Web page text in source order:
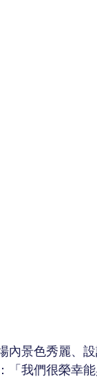
內景色秀麗、
「我們很榮幸